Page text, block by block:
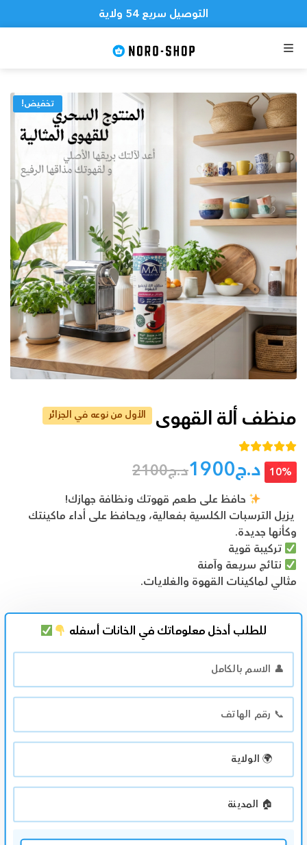
التوصيل سريع 54 ولاية
القائمة
تخفيض!
منظف ألة القهوى الأول من نوعه في الجزائر
تم التقييم بـ
5.00 من 5
بناءً على
تقييم عميل
واحد
د.ج1900د.ج2100 10%
حافظ على طعم قهوتك ونظافة جهازك!
يزيل الترسبات الكلسية بفعالية، ويحافظ على أداء ماكينتك
وكأنها جديدة.
تركيبة قوية
نتائج سريعة وآمنة
مثالي لماكينات القهوة والغلايات.
للطلب أدخل معلوماتك في الخانات أسفله